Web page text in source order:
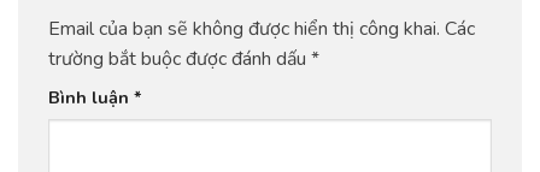
Email của bạn sẽ không được hiển thị công khai. Các
trường bắt buộc được đánh dấu *
Bình luận *